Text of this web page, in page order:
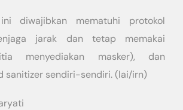
diwajibkan mematuhi protokol
jarak dan tetap memakai
menyediakan masker), dan
sanitizer sendiri-sendiri. (lai/irn)